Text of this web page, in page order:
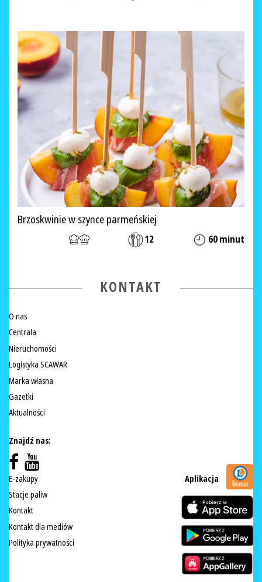
Brzoskwinie w szynce parmeńskiej
12 60 minut
KONTAKT
O nas
Centrala
Nieruchomości
Logistyka SCAWAR
Marka własna
Gazetki
Aktualności
Znajdź nas:
E-zakupy
Stacje paliw
Kontakt
Kontakt dla mediów
Polityka prywatności
Aplikacja